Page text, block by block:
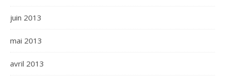
juin 2013
mai 2013
avril 2013